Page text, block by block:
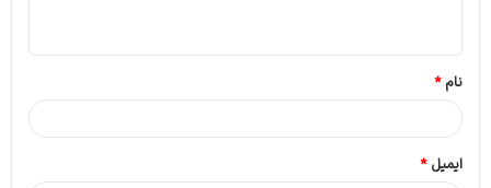
*
نام*
ایمیل*